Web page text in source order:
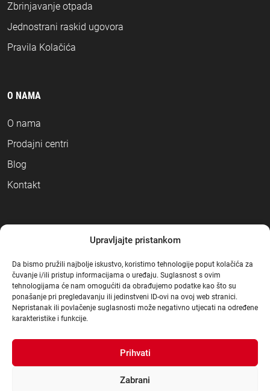
Upravljajte pristankom
Da bismo pružili najbolje iskustvo, koristimo tehnologije poput kolačića za
čuvanje i/ili pristup informacijama o uređaju. Suglasnost s ovim
tehnologijama će nam omogućiti da obrađujemo podatke kao što su
ponašanje pri pregledavanju ili jedinstveni ID-ovi na ovoj web stranici.
Nepristanak ili povlačenje suglasnosti može negativno utjecati na određene
karakteristike i funkcije.
Prihvati
Zabrani
Zbrinjavanje otpada
Jednostrani raskid ugovora
Pravila Kolačića
O NAMA
O nama
Prodajni centri
Blog
Kontakt